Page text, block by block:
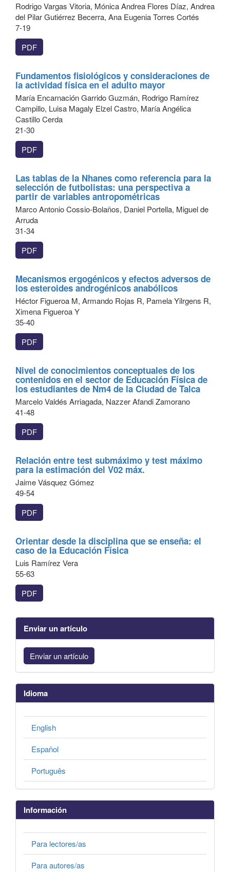
Rodrigo Vargas Vitoria, Mónica Andrea Flores Díaz, Andrea
del Pilar Gutiérrez Becerra, Ana Eugenia Torres Cortés
7-19
PDF
Fundamentos fisiológicos y consideraciones de
la actividad física en el adulto mayor
María Encarnación Garrido Guzmán, Rodrigo Ramírez
Campillo, Luisa Magaly Elzel Castro, María Angélica
Castillo Cerda
21-30
PDF
Las tablas de la Nhanes como referencia para la
selección de futbolistas: una perspectiva a
partir de variables antropométricas
Marco Antonio Cossio-Bolaños, Daniel Portella, Miguel de
Arruda
31-34
PDF
Mecanismos ergogénicos y efectos adversos de
los esteroides androgénicos anabólicos
Héctor Figueroa M, Armando Rojas R, Pamela Yilrgens R,
Ximena Figueroa Y
35-40
PDF
Nivel de conocimientos conceptuales de los
contenidos en el sector de Educación Física de
los estudiantes de Nm4 de la Ciudad de Talca
Marcelo Valdés Arriagada, Nazzer Afandi Zamorano
41-48
PDF
Relación entre test submáximo y test máximo
para la estimación del V02 máx.
Jaime Vásquez Gómez
49-54
PDF
Orientar desde la disciplina que se enseña: el
caso de la Educación Física
Luis Ramírez Vera
55-63
PDF
Enviar un artículo
Enviar un artículo
Idioma
English
Español
Português
Información
Para lectores/as
Para autores/as